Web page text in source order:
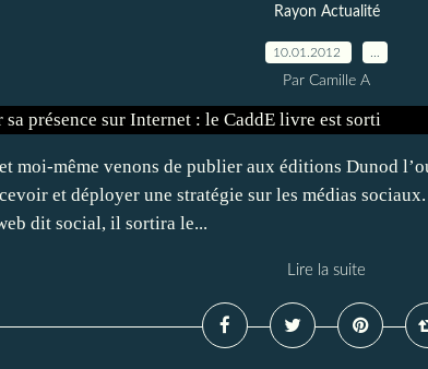
Rayon Actualité
10.01.2012
Par Camille A
moi-même venons de publier aux éditions Dunod
et déployer une stratégie sur les médias
dit social, il sortira le...
Lire la suite